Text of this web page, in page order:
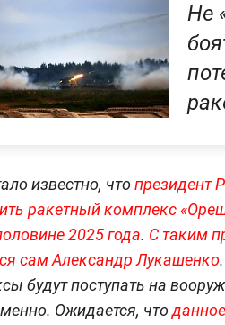
Не
известно, чтопрезидент
ракетный комплекс
2025 года. С таким
сам Александр Лукашенко
будут поступать на
Ожидается, что